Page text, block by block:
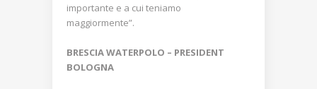
importante e a cui teniamo
maggiormente”.
BRESCIA WATERPOLO – PRESIDENT
BOLOGNA